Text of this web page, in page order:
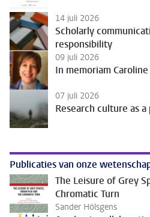
14 juli 2026
Scholarly
responsibility
09 juli 2026
In memoriam
07 juli 2026
Research culture as
Publicaties van onze
The Leisure of Grey
Chromatic Turn
Sander Hölsgens